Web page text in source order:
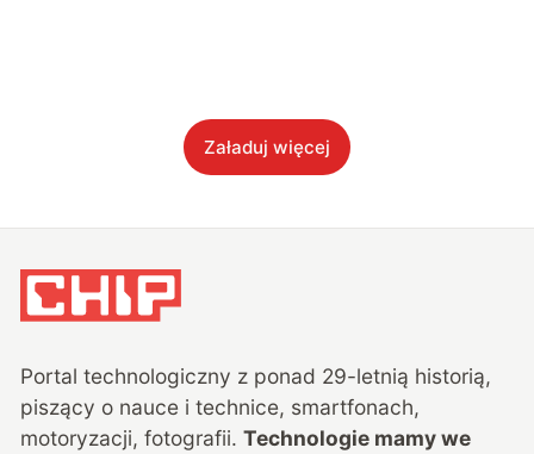
Załaduj więcej
Portal technologiczny z ponad 29-letnią historią,
piszący o nauce i technice, smartfonach,
motoryzacji, fotografii. Technologie mamy we